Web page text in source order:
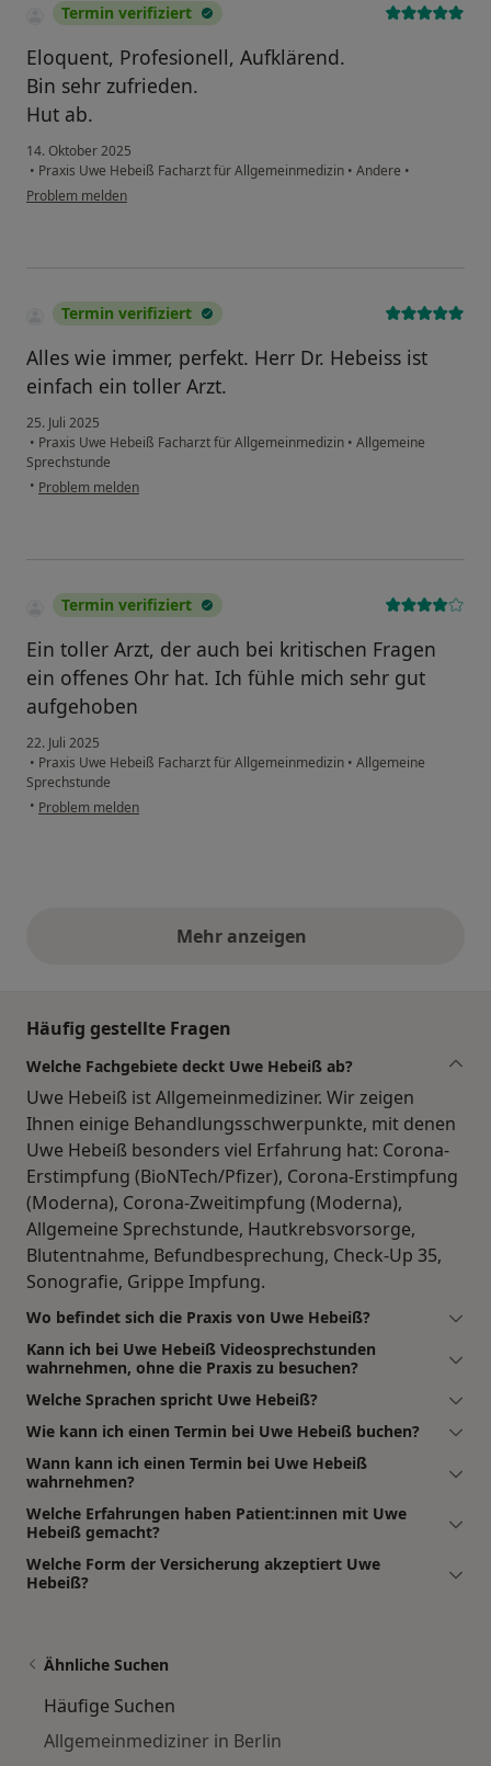
Termin verifiziert
Eloquent, Profesionell, Aufklärend.
Bin sehr zufrieden.
Hut ab.
14. Oktober 2025
• Praxis Uwe Hebeiß Facharzt für Allgemeinmedizin • Andere •
Problem melden
Termin verifiziert
Alles wie immer, perfekt. Herr Dr. Hebeiss ist
einfach ein toller Arzt.
25. Juli 2025
• Praxis Uwe Hebeiß Facharzt für Allgemeinmedizin • Allgemeine
Sprechstunde
• Problem melden
Termin verifiziert
Ein toller Arzt, der auch bei kritischen Fragen
ein offenes Ohr hat. Ich fühle mich sehr gut
aufgehoben
22. Juli 2025
• Praxis Uwe Hebeiß Facharzt für Allgemeinmedizin • Allgemeine
Sprechstunde
• Problem melden
Mehr anzeigenobige Stellungnahmen
Häufig gestellte Fragen
Welche Fachgebiete deckt Uwe Hebeiß ab?
Uwe Hebeiß ist Allgemeinmediziner. Wir zeigen
Ihnen einige Behandlungsschwerpunkte, mit denen
Uwe Hebeiß besonders viel Erfahrung hat: Corona-
Erstimpfung (BioNTech/Pfizer), Corona-Erstimpfung
(Moderna), Corona-Zweitimpfung (Moderna),
Allgemeine Sprechstunde, Hautkrebsvorsorge,
Blutentnahme, Befundbesprechung, Check-Up 35,
Sonografie, Grippe Impfung.
Wo befindet sich die Praxis von Uwe Hebeiß?
Kann ich bei Uwe Hebeiß Videosprechstunden
wahrnehmen, ohne die Praxis zu besuchen?
Welche Sprachen spricht Uwe Hebeiß?
Wie kann ich einen Termin bei Uwe Hebeiß buchen?
Wann kann ich einen Termin bei Uwe Hebeiß
wahrnehmen?
Welche Erfahrungen haben Patient:innen mit Uwe
Hebeiß gemacht?
Welche Form der Versicherung akzeptiert Uwe
Hebeiß?
Ähnliche Suchen
Häufige Suchen
Allgemeinmediziner in Berlin